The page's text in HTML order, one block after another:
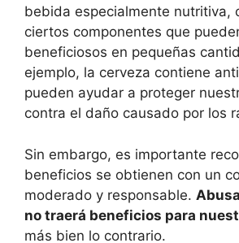
bebida especialmente nutritiva,
ciertos componentes que
beneficiosos en pequeñas
ejemplo, la cerveza contiene
pueden ayudar a proteger
contra el daño causado por los
Sin embargo, es importante
beneficios se obtienen con un
moderado y responsable.
no traerá beneficios para
más bien lo contrario.